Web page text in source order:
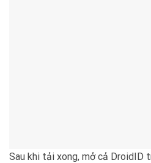
Sau khi tải xong, mở cả DroidID